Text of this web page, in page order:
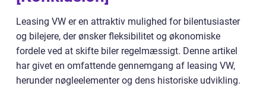
Leasing VW er en attraktiv mulighed for bilentusiaster
og bilejere, der ønsker fleksibilitet og økonomiske
fordele ved at skifte biler regelmæssigt. Denne artikel
har givet en omfattende gennemgang af leasing VW,
herunder nøgleelementer og dens historiske udvikling.